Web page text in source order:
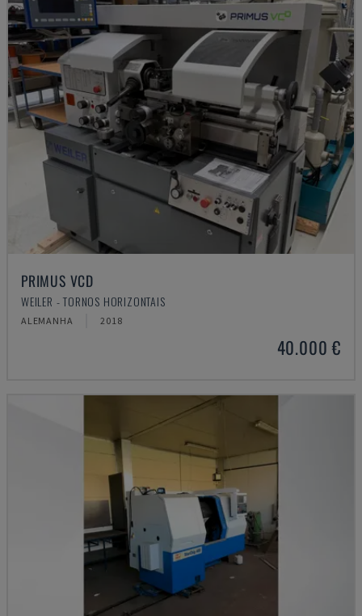
PRIMUS VCD
WEILER - TORNOS HORIZONTAIS
ALEMANHA 2018
40.000 €